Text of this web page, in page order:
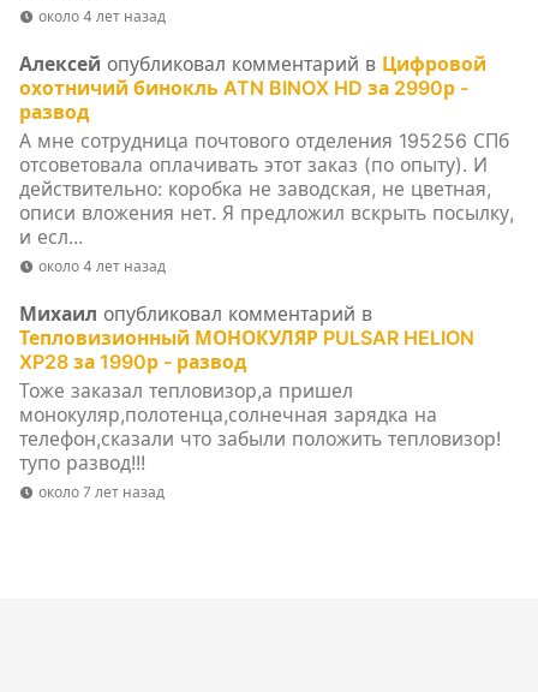
около 4 лет назад
Алексей опубликовал комментарий в Цифровой
охотничий бинокль ATN BINOX HD за 2990р -
развод
А мне сотрудница почтового отделения 195256 СПб
отсоветовала оплачивать этот заказ (по опыту). И
действительно: коробка не заводская, не цветная,
описи вложения нет. Я предложил вскрыть посылку,
и есл...
около 4 лет назад
Михаил опубликовал комментарий в
Тепловизионный МОНОКУЛЯР PULSAR HELION
XP28 за 1990р - развод
Тоже заказал тепловизор,а пришел
монокуляр,полотенца,солнечная зарядка на
телефон,сказали что забыли положить тепловизор!
тупо развод!!!
около 7 лет назад